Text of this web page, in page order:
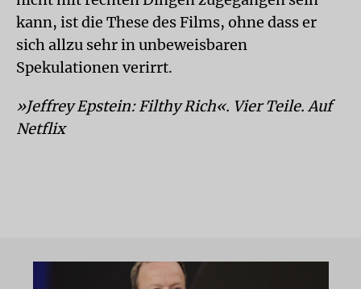
kann, ist die These des Films, ohne dass er
sich allzu sehr in unbeweisbaren
Spekulationen verirrt.
»Jeffrey Epstein: Filthy Rich«. Vier Teile. Auf
Netflix